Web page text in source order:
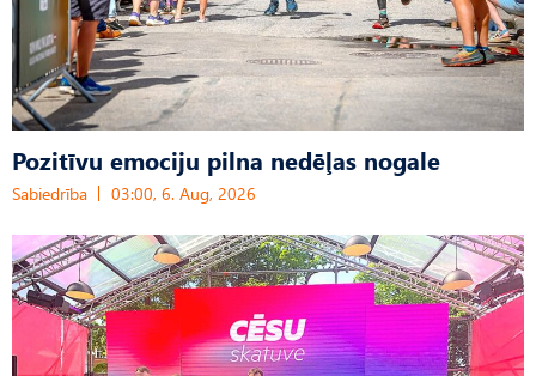
Pozitīvu emociju pilna nedēļas nogale
Sabiedrība 03:00, 6. Aug, 2026